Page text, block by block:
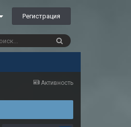
Регистрация
Активность